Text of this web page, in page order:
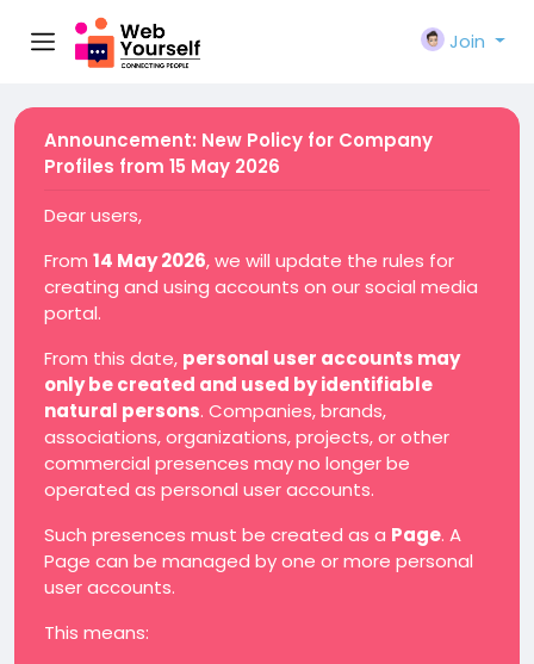
Join
Announcement: New Policy for Company
Profiles from 15 May 2026
Dear users,
From 14 May 2026, we will update the rules for
creating and using accounts on our social media
portal.
From this date, personal user accounts may
only be created and used by identifiable
natural persons. Companies, brands,
associations, organizations, projects, or other
commercial presences may no longer be
operated as personal user accounts.
Such presences must be created as a Page. A
Page can be managed by one or more personal
user accounts.
This means: